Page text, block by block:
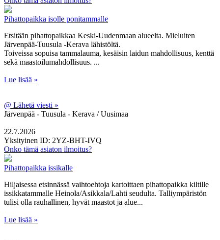
Pihattopaikka isolle ponitammalle
Etsitään pihattopaikkaa Keski-Uudenmaan alueelta. Mieluiten
Järvenpää-Tuusula -Kerava lähistöltä.
Toiveissa sopuisa tammalauma, kesäisin laidun mahdollisuus, kenttä
sekä maastoilumahdollisuus. ...
Lue lisää »
@ Lähetä viesti »
Järvenpää - Tuusula - Kerava / Uusimaa
22.7.2026
Yksityinen ID: 2YZ-BHT-IVQ
Onko tämä asiaton ilmoitus?
Pihattopaikka issikalle
Hiljaisessa etsinnässä vaihtoehtoja kartoittaen pihattopaikka kiltille
issikkatammalle Heinola/Asikkala/Lahti seudulta. Talliympäristön
tulisi olla rauhallinen, hyvät maastot ja alue...
Lue lisää »